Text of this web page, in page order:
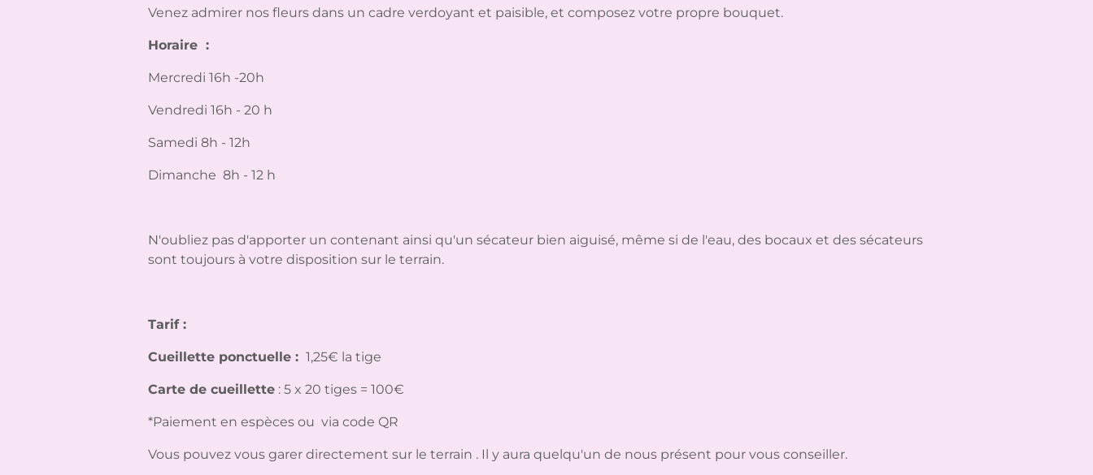
Venez admirer nos fleurs dans un cadre verdoyant et paisible, et composez votre propre bouquet.
Horaire :
Mercredi 16h -20h
Vendredi 16h - 20 h
Samedi 8h - 12h
Dimanche 8h - 12 h
N'oubliez pas d'apporter un contenant ainsi qu'un sécateur bien aiguisé, même si de l'eau, des bocaux et des sécateurs
sont toujours à votre disposition sur le terrain.
Tarif :
Cueillette ponctuelle : 1,25€ la tige
Carte de cueillette : 5 x 20 tiges = 100€
*Paiement en espèces ou via code QR
Vous pouvez vous garer directement sur le terrain . Il y aura quelqu'un de nous présent pour vous conseiller.